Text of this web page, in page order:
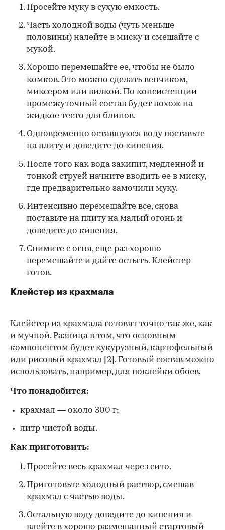
Просейте муку в сухую емкость.
Часть холодной воды (чуть меньше
половины) налейте в миску и смешайте с
мукой.
Хорошо перемешайте ее, чтобы не было
комков. Это можно сделать венчиком,
миксером или вилкой. По консистенции
промежуточный состав будет похож на
жидкое тесто для блинов.
Одновременно оставшуюся воду поставьте
на плиту и доведите до кипения.
После того как вода закипит, медленной и
тонкой струей начните вводить ее в миску,
где предварительно замочили муку.
Интенсивно перемешайте все, снова
поставьте на плиту на малый огонь и
доведите до кипения.
Снимите с огня, еще раз хорошо
перемешайте и дайте остыть. Клейстер
готов.
Клейстер из крахмала
Клейстер из крахмала готовят точно так же, как
и мучной. Разница в том, что основным
компонентом будет кукурузный, картофельный
или рисовый крахмал
[2] . Готовый состав можно
использовать, например, для поклейки обоев.
Что понадобится:
крахмал — около 300 г;
литр чистой воды.
Как приготовить:
Просейте весь крахмал через сито.
Приготовьте холодный раствор, смешав
крахмал с частью воды.
Остальную воду доведите до кипения и
влейте в хорошо размешанный стартовый